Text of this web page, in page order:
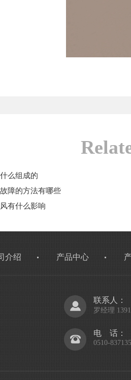
么组成的
障的方法有哪些
有什么影响
介绍 产品中心
联系人：
罗经理
电 话：
0510-